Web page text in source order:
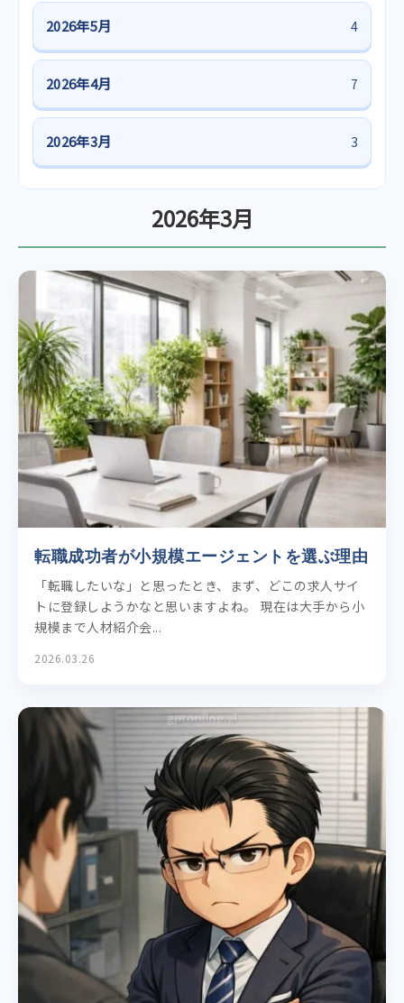
2026年5月 4
2026年4月 7
2026年3月 3
2026年3月
転職成功者が小規模エージェントを選ぶ理由
「転職したいな」と思ったとき、まず、どこの求人サイ
トに登録しようかなと思いますよね。 現在は大手から小
規模まで人材紹介会...
2026.03.26